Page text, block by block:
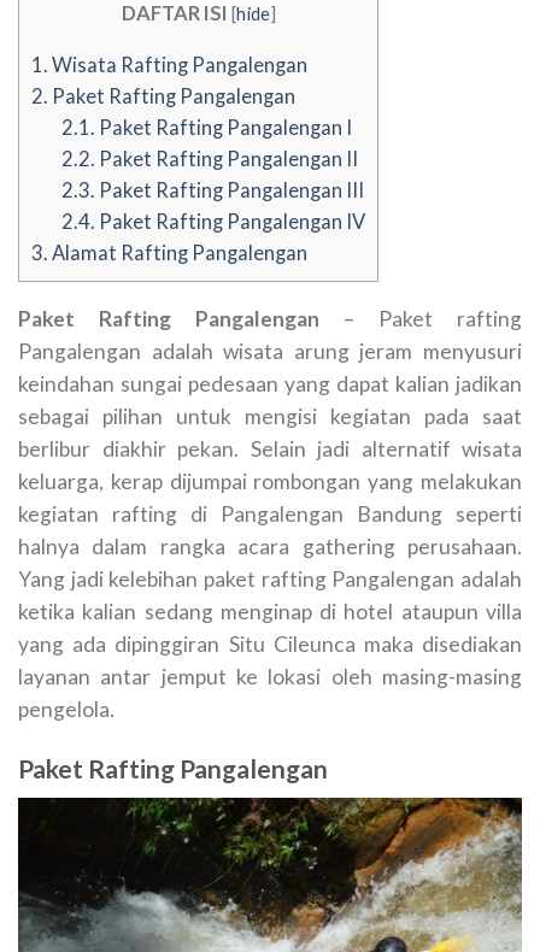
DAFTAR ISI [hide]
1. Wisata Rafting Pangalengan
2. Paket Rafting Pangalengan
2.1. Paket Rafting Pangalengan I
2.2. Paket Rafting Pangalengan II
2.3. Paket Rafting Pangalengan III
2.4. Paket Rafting Pangalengan IV
3. Alamat Rafting Pangalengan
Paket Rafting Pangalengan – Paket rafting
Pangalengan adalah wisata arung jeram menyusuri
keindahan sungai pedesaan yang dapat kalian jadikan
sebagai pilihan untuk mengisi kegiatan pada saat
berlibur diakhir pekan. Selain jadi alternatif wisata
keluarga, kerap dijumpai rombongan yang melakukan
kegiatan rafting di Pangalengan Bandung seperti
halnya dalam rangka acara gathering perusahaan.
Yang jadi kelebihan paket rafting Pangalengan adalah
ketika kalian sedang menginap di hotel ataupun villa
yang ada dipinggiran Situ Cileunca maka disediakan
layanan antar jemput ke lokasi oleh masing-masing
pengelola.
Paket Rafting Pangalengan